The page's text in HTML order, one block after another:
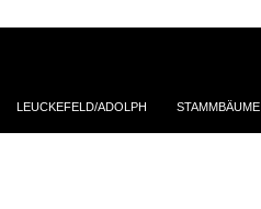
LEUCKEFELD/ADOLPH STAMMBÄUME